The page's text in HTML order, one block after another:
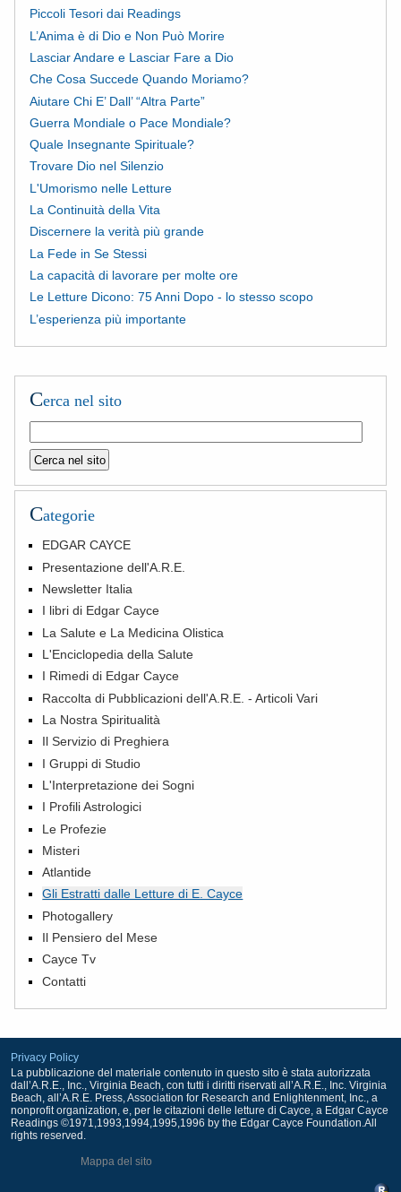
Piccoli Tesori dai Readings
L’Anima è di Dio e Non Può Morire
Lasciar Andare e Lasciar Fare a Dio
Che Cosa Succede Quando Moriamo?
Aiutare Chi E’ Dall’ “Altra Parte”
Guerra Mondiale o Pace Mondiale?
Quale Insegnante Spirituale?
Trovare Dio nel Silenzio
L'Umorismo nelle Letture
La Continuità della Vita
Discernere la verità più grande
La Fede in Se Stessi
La capacità di lavorare per molte ore
Le Letture Dicono: 75 Anni Dopo - lo stesso scopo
L’esperienza più importante
Cerca nel sito
Categorie
EDGAR CAYCE
Presentazione dell'A.R.E.
Newsletter Italia
I libri di Edgar Cayce
La Salute e La Medicina Olistica
L'Enciclopedia della Salute
I Rimedi di Edgar Cayce
Raccolta di Pubblicazioni dell'A.R.E. - Articoli Vari
La Nostra Spiritualità
Il Servizio di Preghiera
I Gruppi di Studio
L'Interpretazione dei Sogni
I Profili Astrologici
Le Profezie
Misteri
Atlantide
Gli Estratti dalle Letture di E. Cayce
Photogallery
Il Pensiero del Mese
Cayce Tv
Contatti
Privacy Policy
La pubblicazione del materiale contenuto in questo sito è stata autorizzata
dall’A.R.E., Inc., Virginia Beach, con tutti i diritti riservati all’A.R.E., Inc. Virginia
Beach, all’A.R.E. Press, Association for Research and Enlightenment, Inc., a
nonprofit organization, e, per le citazioni delle letture di Cayce, a Edgar Cayce
Readings ©1971,1993,1994,1995,1996 by the Edgar Cayce Foundation.All
rights reserved.
Mappa del sito